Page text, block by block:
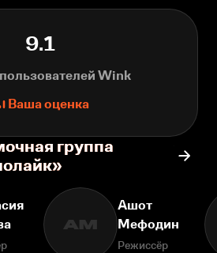
9.1
Wink
Ваша оценка
группа
АМ
Ашот
Мефодин
Режиссёр